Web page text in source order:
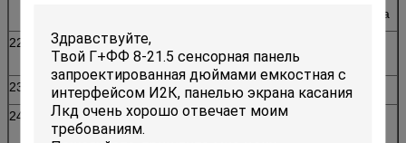
одном положении без отказа
22
Водители
доступные
Windows NT, Линукс, Mac
23
Сертификаты
CE, FCC, RoHS
24
Рабочая Среда
Под солнечним светом,